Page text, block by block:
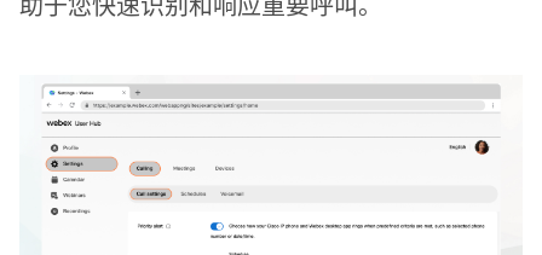
助于您快速识别和响应重要呼叫。